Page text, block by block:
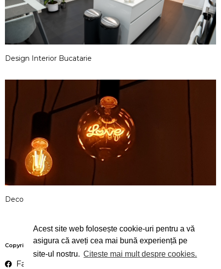
Acest site web folosește cookie-uri pentru a vă
asigura că aveți cea mai bună experiență pe
site-ul nostru. Citeste mai mult despre cookies.
Design Interior Bucatarie
Deco
Copyright 2022 ©Why Design | By Isabella R. | Website made by
Facebook